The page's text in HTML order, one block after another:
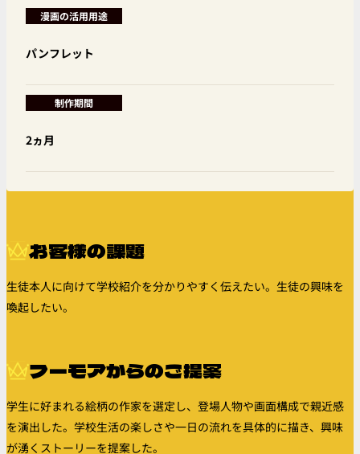
漫画の活用用途
パンフレット
制作期間
2ヵ月
お客様の課題
生徒本人に向けて学校紹介を分かりやすく伝えたい。生徒の興味を
喚起したい。
フーモアからのご提案
学生に好まれる絵柄の作家を選定し、登場人物や画面構成で親近感
を演出した。学校生活の楽しさや一日の流れを具体的に描き、興味
が湧くストーリーを提案した。